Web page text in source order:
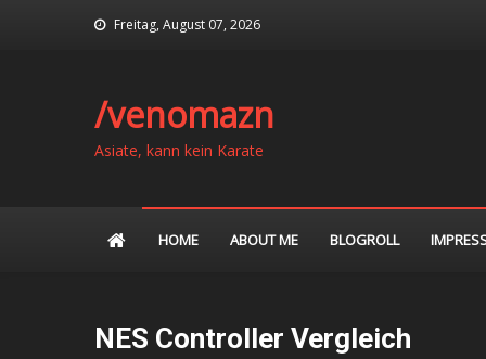
Freitag, August 07, 2026
/venomazn
Asiate, kann kein Karate
HOME ABOUT ME BLOGROLL
NES Controller Vergleich